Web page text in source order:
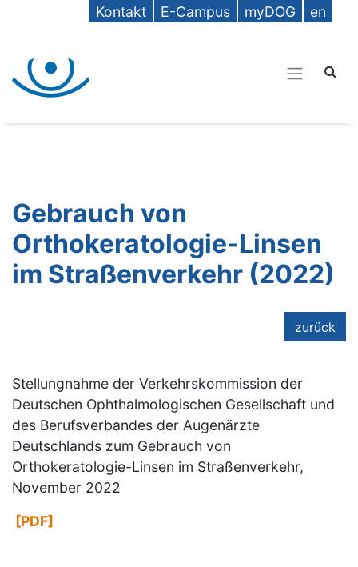
Kontakt E-Campus myDOG en
Gebrauch von
Orthokeratologie-Linsen
im Straßenverkehr (2022)
zurück
Stellungnahme der Verkehrskommission der
Deutschen Ophthalmologischen Gesellschaft und
des Berufsverbandes der Augenärzte
Deutschlands zum Gebrauch von
Orthokeratologie-Linsen im Straßenverkehr,
November 2022
[PDF]